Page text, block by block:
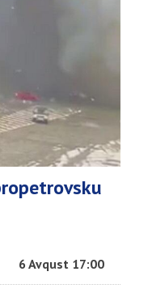
6 Avqust 17:00